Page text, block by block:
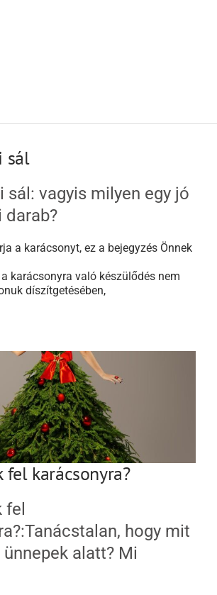
sál
sál: vagyis milyen egy jó
darab?
a karácsonyt, ez a bejegyzés Önnek
karácsonyra való készülődés nem
díszítgetésében,
fel karácsonyra?
fel
hogy mit
alatt? Mi